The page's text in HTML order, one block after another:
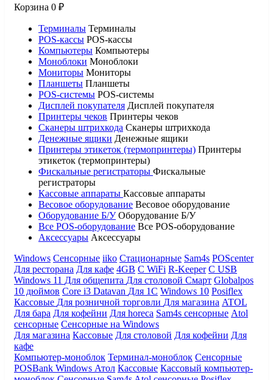
Корзина 0 ₽
Терминалы Терминалы
POS-кассы POS-кассы
Компьютеры Компьютеры
Моноблоки Моноблоки
Мониторы Мониторы
Планшеты Планшеты
POS-системы POS-системы
Дисплей покупателя Дисплей покупателя
Принтеры чеков Принтеры чеков
Сканеры штрихкода Сканеры штрихкода
Денежные ящики Денежные ящики
Принтеры этикеток (термопринтеры) Принтеры
этикеток (термопринтеры)
Фискальные регистраторы Фискальные
регистраторы
Кассовые аппараты Кассовые аппараты
Весовое оборудование Весовое оборудование
Оборудование Б/У Оборудование Б/У
Все POS-оборудование Все POS-оборудование
Аксессуары Аксессуары
Windows Сенсорные iiko Стационарные Sam4s POScenter
Для ресторана Для кафе 4GB С WiFi R-Keeper С USB
Windows 11 Для общепита Для столовой Смарт Globalpos
10 дюймов Core i3 Datavan Для 1С Windows 10 Posiflex
Кассовые Для розничной торговли Для магазина ATOL
Для бара Для кофейни Для horeca Sam4s сенсорные Atol
сенсорные Сенсорные на Windows
Для магазина Кассовые Для столовой Для кофейни Для
кафе
Компьютер-моноблок Терминал-моноблок Сенсорные
POSBank Windows Атол Кассовые Кассовый компьютер-